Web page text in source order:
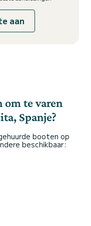
aan
om te varen
Spanje?
booten op
beschikbaar: